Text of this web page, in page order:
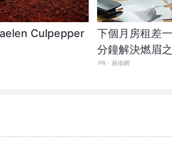
Culpepper
下個月房租差
分鐘解決燃眉
PR・易借網